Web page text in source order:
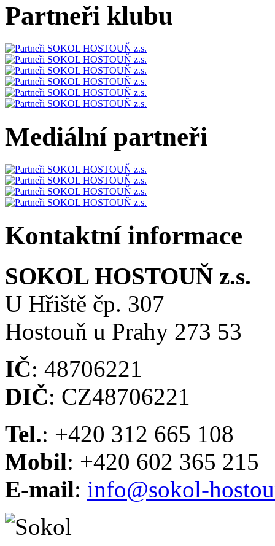
Partneři klubu
Mediální partneři
Kontaktní informace
SOKOL HOSTOUŇ z.s.
U Hřiště čp. 307
Hostouň u Prahy 273 53
IČ: 48706221
DIČ: CZ48706221
Tel.: +420 312 665 108
Mobil: +420 602 365 215
E-mail: info@sokol-